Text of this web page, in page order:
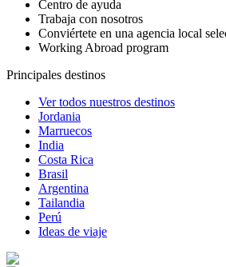
Centro de ayuda
Trabaja con nosotros
Conviértete en una agencia local
Working Abroad program
Principales destinos
Ver todos nuestros destinos
Jordania
Marruecos
India
Costa Rica
Brasil
Argentina
Tailandia
Perú
Ideas de viaje